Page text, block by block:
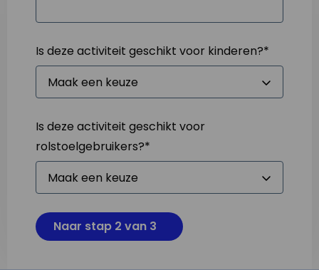
Is deze activiteit geschikt voor kinderen?*
Is deze activiteit geschikt voor
rolstoelgebruikers?*